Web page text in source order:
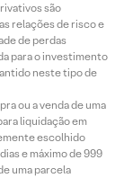
são
relações de risco e
de perdas
para o investimento
neste tipo de
ou a venda de uma
liquidação em
escolhido
e máximo de 999
uma parcela